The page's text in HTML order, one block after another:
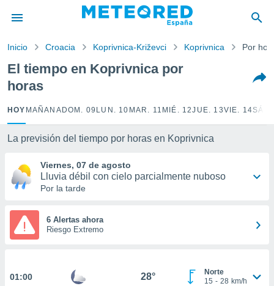
por
para
la
calidad.
a este
las
y
forma
basada
Inicio Croacia Koprivnica-Križevci Koprivnica Por
El tiempo en Koprivnica por
horas
HOY MAÑANA DOM. 09 LUN. 10 MAR. 11 MIÉ. 12JUE. 13VIE. 14
La previsión del tiempo por horas en Koprivnica
Viernes, 07 de agosto
Lluvia débil con cielo parcialmente nuboso
Por la tarde
6 Alertas ahora
Riesgo Extremo
01:00 28°
Norte
15 - 28 km/h